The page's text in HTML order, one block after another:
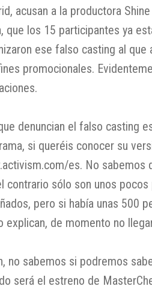
acusan a la productora
que los 15 participantes ya
ese falso casting al
promocionales.
denuncian el falso casting
si queréis conocer su
es. No sabemos
contrario sólo son unos
pero si había unas 500
explican, de momento no
no sabemos si podremos
será el estreno de